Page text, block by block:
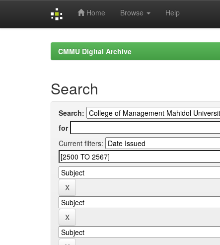
Home Browse Help
CMMU Digital Archive
Search
Search:
for
Current filters: